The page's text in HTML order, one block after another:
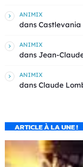
ANIMIX
dans Castlevania
ANIMIX
dans Jean-
ANIMIX
dans Claude
ARTICLE À LA UNE !